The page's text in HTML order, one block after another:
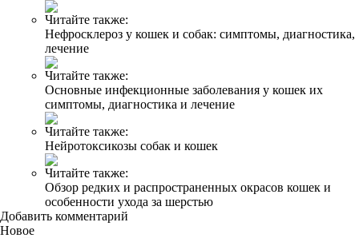
Читайте также:
Нефросклероз у кошек и собак: симптомы, диагностика,
лечение
Читайте также:
Основные инфекционные заболевания у кошек их
симптомы, диагностика и лечение
Читайте также:
Нейротоксикозы собак и кошек
Читайте также:
Обзор редких и распространенных окрасов кошек и
особенности ухода за шерстью
Добавить комментарий
Новое